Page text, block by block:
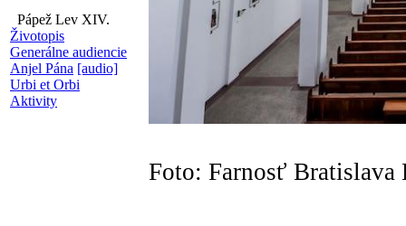
Pápež Lev XIV.
Životopis
Generálne audiencie
Anjel Pána [audio]
Urbi et Orbi
Aktivity
Foto: Farnosť Bratislava